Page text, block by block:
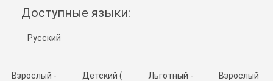
Доступные языки:
Русский
Взрослый -
Детский (
Льготный -
Взрослый